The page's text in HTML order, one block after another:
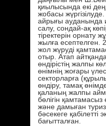
қиылысында екі
жобасы
айрығы ауданында
салу, сондай-ақ
тіректерін орнату
жылға есептелген.
жол жүруді
отыр. Атап
өндірістің жалпы
өнімнің жоғары
секторларға
өндіру, тамақ
қаланың жалпы
бөлігін
және дамыған
бәсекеге қабілетті
бағытталған.